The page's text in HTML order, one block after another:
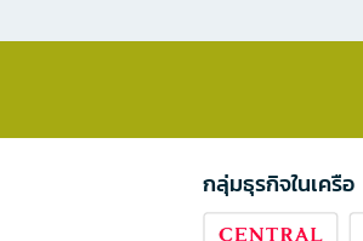
กลุ่มธุรกิจในเครือ